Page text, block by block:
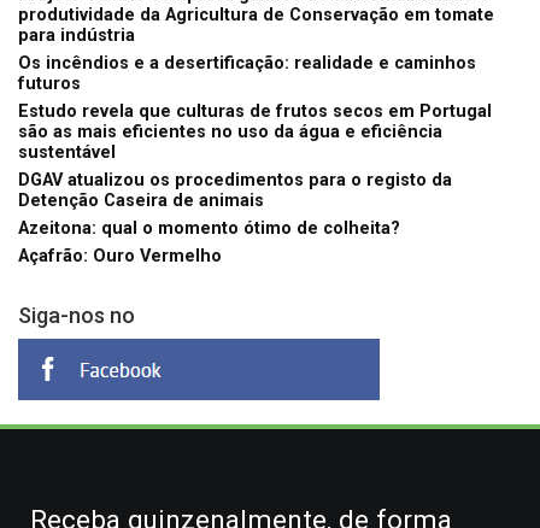
produtividade da Agricultura de Conservação em tomate
para indústria
Os incêndios e a desertificação: realidade e caminhos
futuros
Estudo revela que culturas de frutos secos em Portugal
são as mais eficientes no uso da água e eficiência
sustentável
DGAV atualizou os procedimentos para o registo da
Detenção Caseira de animais
Azeitona: qual o momento ótimo de colheita?
Açafrão: Ouro Vermelho
Siga-nos no
Receba quinzenalmente, de forma